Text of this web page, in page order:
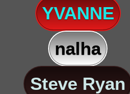
YVANNE
nalha
Steve Ryan